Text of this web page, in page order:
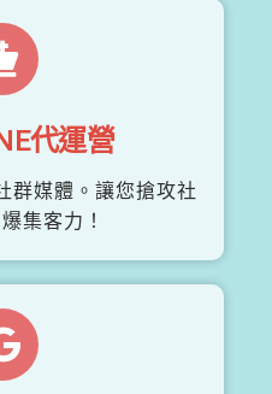
代運營
群媒體。讓您搶攻社
集客力！